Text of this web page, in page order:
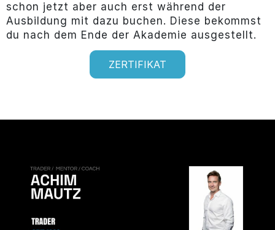
schon jetzt aber auch erst während der
Ausbildung mit dazu buchen. Diese bekommst
du nach dem Ende der Akademie ausgestellt.
ZERTIFIKAT